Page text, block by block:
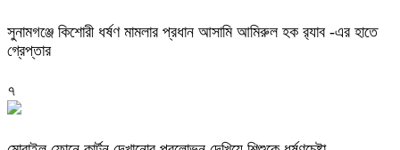
‎সুনামগঞ্জে কিশোরী ধর্ষণ মামলার প্রধান আসামি আমিরুল হক র‌্যাব -এর হাতে
গ্রেপ্তার
৭